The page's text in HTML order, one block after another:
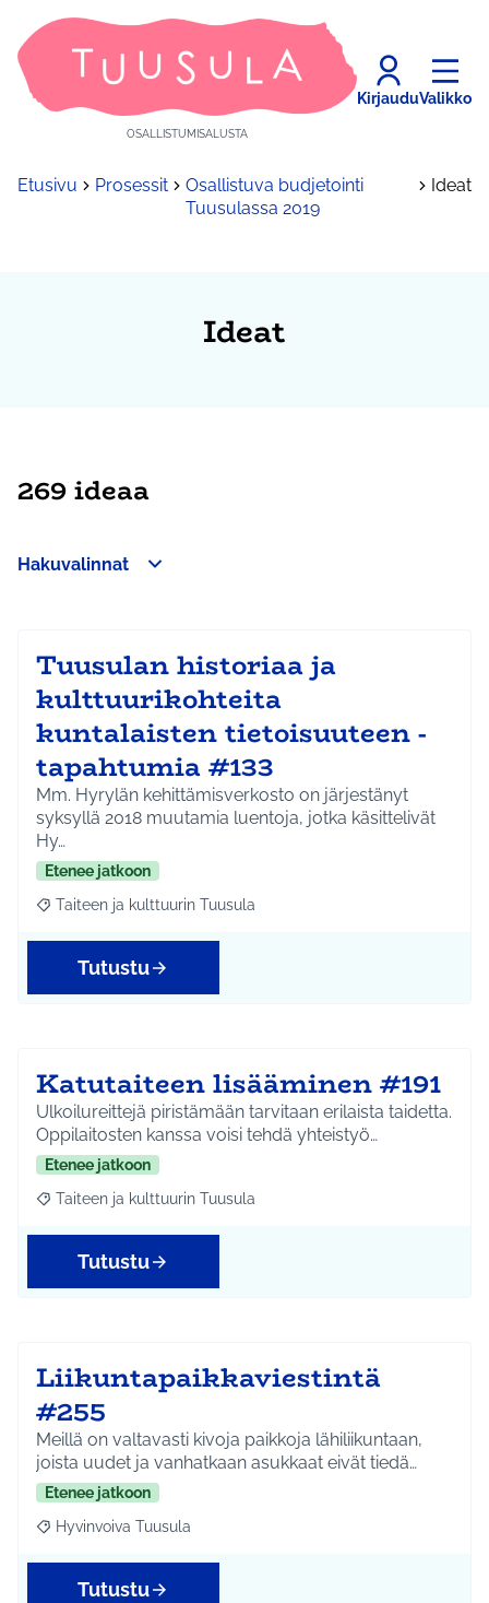
OSALLISTUMISALUSTA
KirjauduValikko
Etusivu Prosessit
Osallistuva budjetointi
Tuusulassa 2019
Ideat
Ideat
269 ideaa
Hakuvalinnat
−
Tuusulan historiaa ja
kulttuurikohteita
kuntalaisten tietoisuuteen -
tapahtumia #133
Mm. Hyrylän kehittämisverkosto on järjestänyt
syksyllä 2018 muutamia luentoja, jotka käsittelivät
Hy…
Etenee jatkoon
Rajaa tulokset aihepiirin mukaan: Taiteen ja kulttuurin Tuusula
Taiteen ja kulttuurin Tuusula
Tutustu
Katutaiteen lisääminen #191
Ulkoilureittejä piristämään tarvitaan erilaista taidetta.
Oppilaitosten kanssa voisi tehdä yhteistyö…
Etenee jatkoon
Rajaa tulokset aihepiirin mukaan: Taiteen ja kulttuurin Tuusula
Taiteen ja kulttuurin Tuusula
Tutustu
Liikuntapaikkaviestintä
#255
Meillä on valtavasti kivoja paikkoja lähiliikuntaan,
joista uudet ja vanhatkaan asukkaat eivät tiedä…
Etenee jatkoon
Rajaa tulokset aihepiirin mukaan: Hyvinvoiva Tuusula
Hyvinvoiva Tuusula
Tutustu